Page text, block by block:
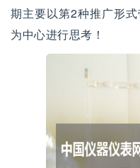
期主要以第2种推广形
为中心进行思考！